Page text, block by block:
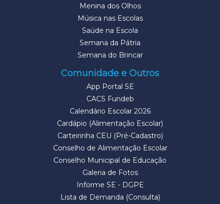
Menina dos Olhos
Música nas Escolas
Saúde na Escola
Semana da Pátria
Semana do Brincar
Comunidade e Outros
App Portal SE
CACS Fundeb
Calendário Escolar 2026
Cardápio (Alimentação Escolar)
Carteirinha CEU (Pré-Cadastro)
Conselho de Alimentação Escolar
Conselho Municipal de Educação
Galeria de Fotos
Informe SE - DGPE
Lista de Demanda (Consulta)